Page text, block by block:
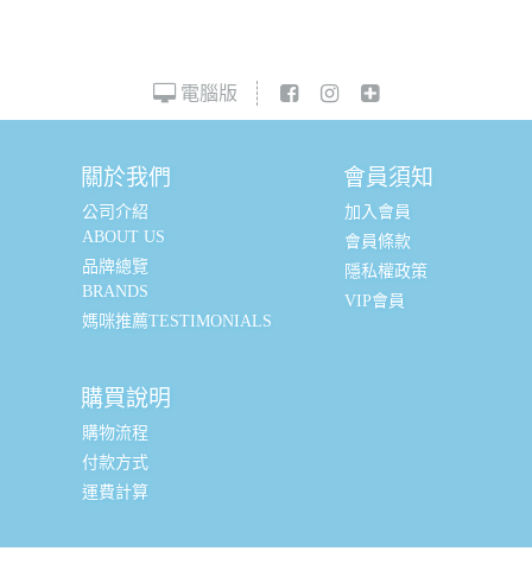
電腦版
關於我們
公司介紹
ABOUT US
品牌總覽
BRANDS
媽咪推薦TESTIMONIALS
會員須知
加入會員
會員條款
隱私權政策
VIP會員
購買說明
購物流程
付款方式
運費計算